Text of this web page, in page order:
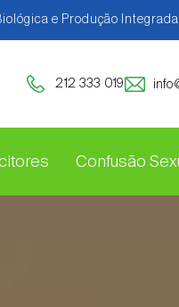
e Produção
212 333 019
Confusão